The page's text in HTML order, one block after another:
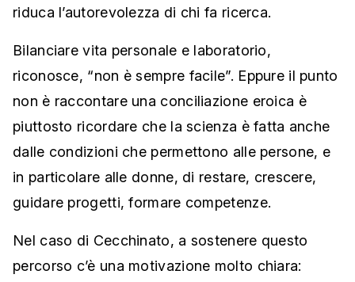
riduca l’autorevolezza di chi fa ricerca.
Bilanciare vita personale e laboratorio,
riconosce, “non è sempre facile”. Eppure il punto
non è raccontare una conciliazione eroica è
piuttosto ricordare che la scienza è fatta anche
dalle condizioni che permettono alle persone, e
in particolare alle donne, di restare, crescere,
guidare progetti, formare competenze.
Nel caso di Cecchinato, a sostenere questo
percorso c’è una motivazione molto chiara: